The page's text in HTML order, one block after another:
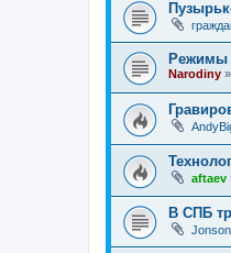
Режимы
Narodiny »
aftaev
В СПБ